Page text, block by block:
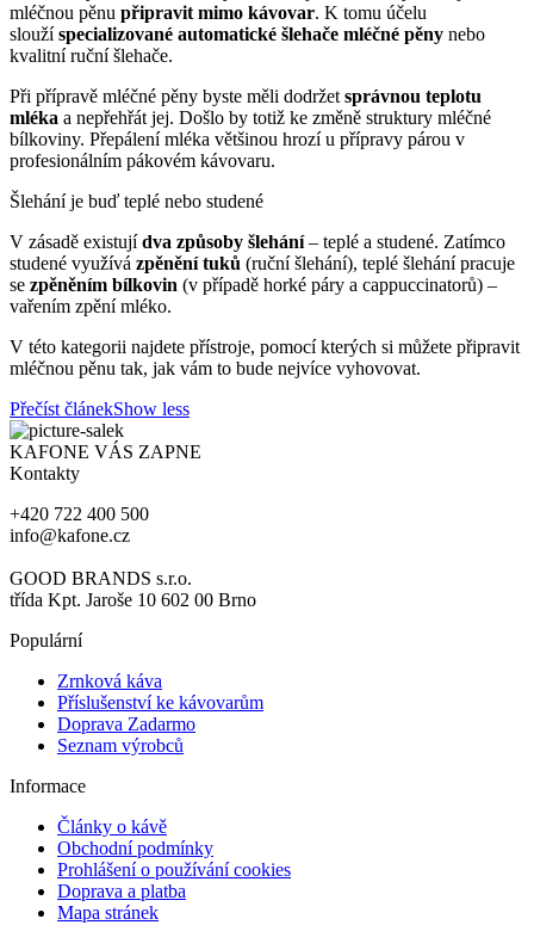
mléčnou pěnu připravit mimo kávovar. K tomu účelu
sloužíspecializované automatické šlehače mléčné pěny nebo
kvalitní ruční šlehače.
Při přípravě mléčné pěny byste měli dodržet správnou teplotu
mléka a nepřehřát jej. Došlo by totiž ke změně struktury mléčné
bílkoviny. Přepálení mléka většinou hrozí u přípravy párou v
profesionálním pákovém kávovaru.
Šlehání je buď teplé nebo studené
V zásadě existujídva způsoby šlehání– teplé a studené. Zatímco
studené využívá zpěnění tuků (ruční šlehání), teplé šlehání pracuje
se zpěněním bílkovin (v případě horké páry a cappuccinatorů) –
vařením zpění mléko.
V této kategorii najdete přístroje, pomocí kterých si můžete připravit
mléčnou pěnu tak, jak vám to bude nejvíce vyhovovat.
Přečíst článekShow less
KAFONE VÁS ZAPNE
Kontakty
+420 722 400 500
info@kafone.cz
GOOD BRANDS s.r.o.
třída Kpt. Jaroše 10 602 00 Brno
Populární
Zrnková káva
Příslušenství ke kávovarům
Doprava Zadarmo
Seznam výrobců
Informace
Články o kávě
Obchodní podmínky
Prohlášení o používání cookies
Doprava a platba
Mapa stránek